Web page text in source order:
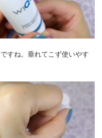
すね。垂れてこず使いやす